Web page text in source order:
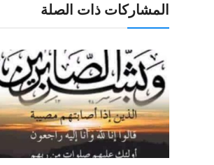
المشاركات ذات الصلة